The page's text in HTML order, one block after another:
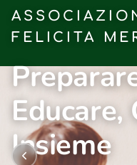
FELICITA
Educare,
Insieme